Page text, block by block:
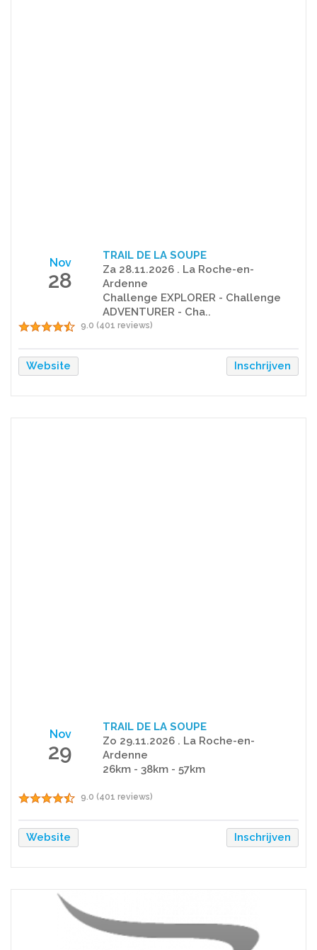
Nov
28
TRAIL DE LA SOUPE
Za 28.11.2026 . La Roche-en-
Ardenne
Challenge EXPLORER - Challenge
ADVENTURER - Cha..
9.0 (401 reviews)
Website Inschrijven
Nov
29
TRAIL DE LA SOUPE
Zo 29.11.2026 . La Roche-en-
Ardenne
26km - 38km - 57km
9.0 (401 reviews)
Website Inschrijven